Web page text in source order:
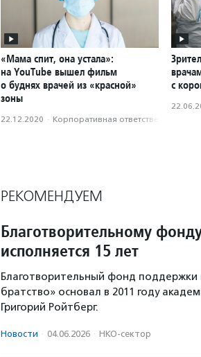
«Мама спит, она устала»:
на YouTube вышел фильм
о буднях врачей из «красной»
зоны
22.12.2020 · Корпоративная ответственность
с
РЕКОМЕНДУЕМ
Благотворительному
исполняется 15 лет
Благотворительный фонд
братство» основал в 2011 году
Григорий Ройтберг.
Новости · 04.06.2026 · НКО-сектор